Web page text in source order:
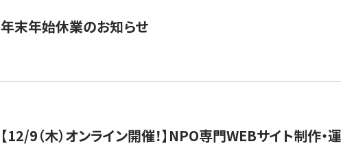
年末年始休業のお知らせ
【12/9（木）オンライン開催！】NPO専門WEBサイト制作